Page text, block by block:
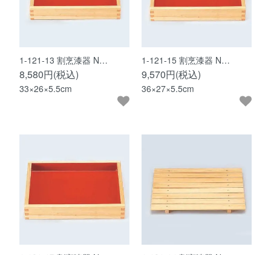
1-121-13 割烹漆器 N…
8,580円(税込)
33×26×5.5cm
1-121-15 割烹漆器 N…
9,570円(税込)
36×27×5.5cm